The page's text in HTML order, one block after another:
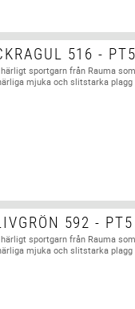
516 -
härligt sportgarn från Rauma
mjuka och slitstarka
592 -
härligt sportgarn från Rauma
mjuka och slitstarka